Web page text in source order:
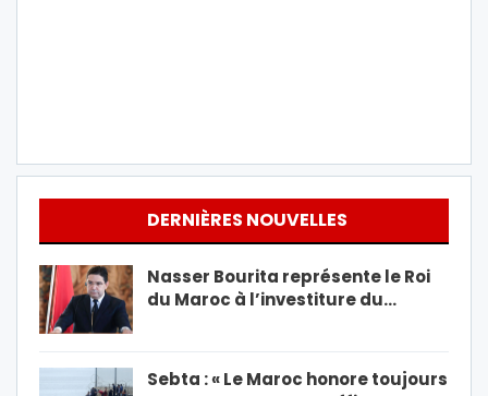
DERNIÈRES NOUVELLES
Nasser Bourita représente le Roi
du Maroc à l’investiture du…
Sebta : « Le Maroc honore toujours